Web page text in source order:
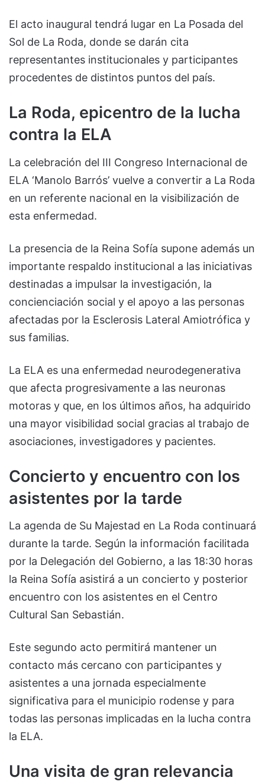
El acto inaugural tendrá lugar en La Posada del
Sol de La Roda, donde se darán cita
representantes institucionales y participantes
procedentes de distintos puntos del país.
La Roda, epicentro de la lucha
contra la ELA
La celebración del III Congreso Internacional de
ELA ‘Manolo Barrós’ vuelve a convertir a La Roda
en un referente nacional en la visibilización de
esta enfermedad.
La presencia de la Reina Sofía supone además un
importante respaldo institucional a las iniciativas
destinadas a impulsar la investigación, la
concienciación social y el apoyo a las personas
afectadas por la Esclerosis Lateral Amiotrófica y
sus familias.
La ELA es una enfermedad neurodegenerativa
que afecta progresivamente a las neuronas
motoras y que, en los últimos años, ha adquirido
una mayor visibilidad social gracias al trabajo de
asociaciones, investigadores y pacientes.
Concierto y encuentro con los
asistentes por la tarde
La agenda de Su Majestad en La Roda continuará
durante la tarde. Según la información facilitada
por la Delegación del Gobierno, a las 18:30 horas
la Reina Sofía asistirá a un concierto y posterior
encuentro con los asistentes en el Centro
Cultural San Sebastián.
Este segundo acto permitirá mantener un
contacto más cercano con participantes y
asistentes a una jornada especialmente
significativa para el municipio rodense y para
todas las personas implicadas en la lucha contra
la ELA.
Una visita de gran relevancia